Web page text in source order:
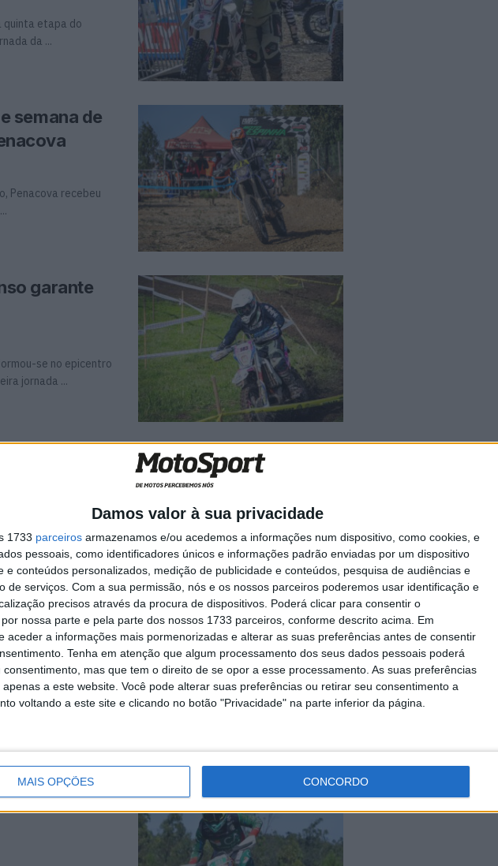
Damos valor à sua privacidade
1733 parceiros armazenamos e/ou acedemos a informações num dispositivo, como cookies, e
pessoais, como identificadores únicos e informações padrão enviadas por um dispositivo
e conteúdos personalizados, medição de publicidade e conteúdos, pesquisa de audiências e
de serviços. Com a sua permissão, nós e os nossos parceiros poderemos usar identificação e
precisos através da procura de dispositivos. Poderá clicar para consentir o
nossa parte e pela parte dos nossos 1733 parceiros, conforme descrito acima. Em
aceder a informações mais pormenorizadas e alterar as suas preferências antes de consentir
Tenha em atenção que algum processamento dos seus dados pessoais poderá
consentimento, mas que tem o direito de se opor a esse processamento. As suas preferências
a este website. Você pode alterar suas preferências ou retirar seu consentimento a
voltando a este site e clicando no botão "Privacidade" na parte inferior da página.
MAIS OPÇÕES CONCORDO
quinta etapa do
da ...
semana de
Penacova recebeu
garante
se no epicentro
jornada ...
em
segundo
o Enduro Sprint de
segura
jornada do
repleta de ...
no Enduro